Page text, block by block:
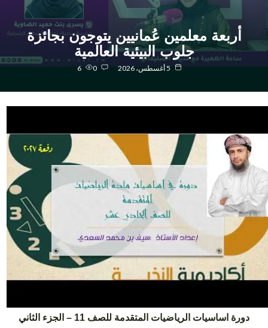
أربعة معلمين عُمانيين يتوجون بجائزة
جلوب البيئية العالمية
6
دورة اساسيات الرياضيات المتقدمة للصف 11 – الجزء الثاني